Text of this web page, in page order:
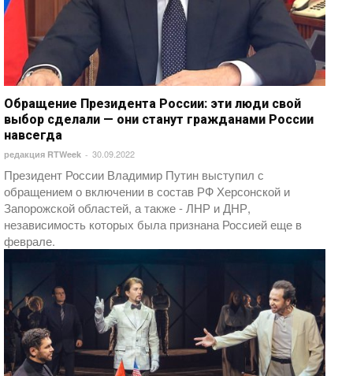
Обращение Президента России: эти люди свой
выбор сделали — они станут гражданами России
навсегда
редакция RTWeek - 30.09.2022
Президент России Владимир Путин выступил с
обращением о включении в состав РФ Херсонской и
Запорожской областей, а также - ЛНР и ДНР,
независимость которых была признана Россией еще в
феврале.